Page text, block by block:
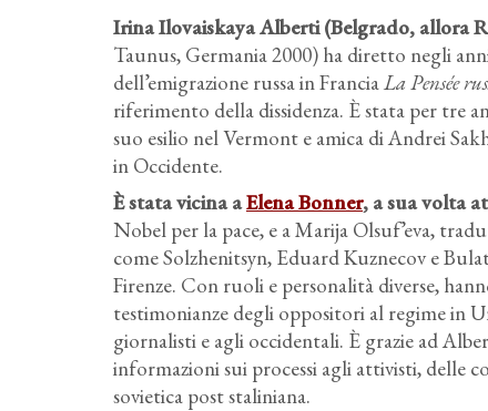
Irina Ilovaiskaya Alberti (Belgrado, allora
Taunus, Germania 2000) ha diretto negli
dell’emigrazione russa in FranciaLa Pensée
riferimento della dissidenza. È stata per tre
suo esilio nel Vermont e amica di Andrei
in Occidente.
È stata vicina aElena Bonner, a sua volta
Nobel per la pace, e a Marija Olsuf’eva,
come Solzhenitsyn, Eduard Kuznecov e
Firenze. Con ruoli e personalità diverse,
testimonianze degli oppositori al regime in
giornalisti e agli occidentali. È grazie ad
informazioni sui processi agli attivisti, delle
sovietica post staliniana.